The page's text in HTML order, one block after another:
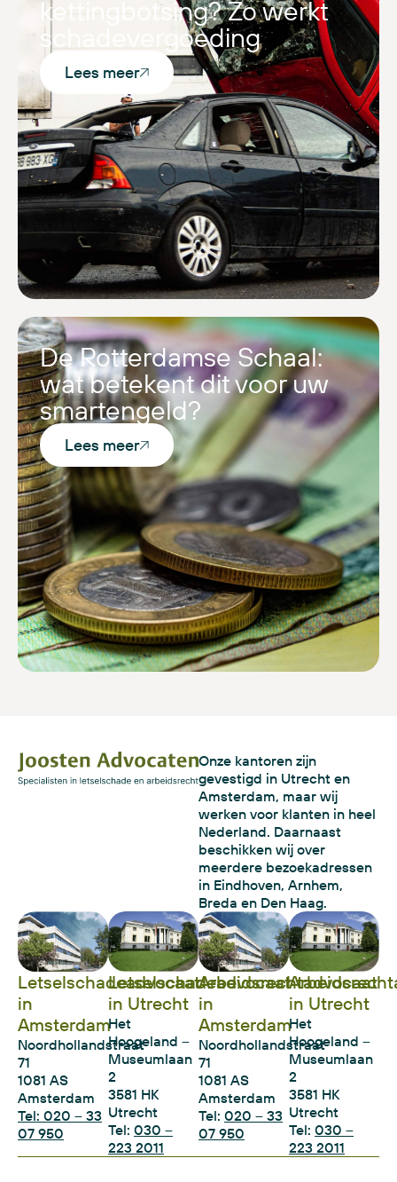
kettingbotsing? Zo werkt
schadevergoeding
Lees meer
De Rotterdamse Schaal:
wat betekent dit voor uw
smartengeld?
Lees meer
Onze kantoren zijn
gevestigd in Utrecht en
Amsterdam, maar wij
werken voor klanten in heel
Nederland. Daarnaast
beschikken wij over
meerdere bezoekadressen
in Eindhoven, Arnhem,
Breda en Den Haag.
Letselschadeadvocaat
in
Amsterdam
Noordhollandstraat
71
1081 AS
Amsterdam
Tel: 020 – 33
07 950
Letselschadeadvocaat
in Utrecht
Het
Hoogeland –
Museumlaan
2
3581 HK
Utrecht
Tel: 030 –
223 2011
Arbeidsrechtadvocaat
in
Amsterdam
Noordhollandstraat
71
1081 AS
Amsterdam
Tel: 020 – 33
07 950
in Utrecht
Het
Hoogeland –
Museumlaan
2
3581 HK
Utrecht
Tel: 030 –
223 2011